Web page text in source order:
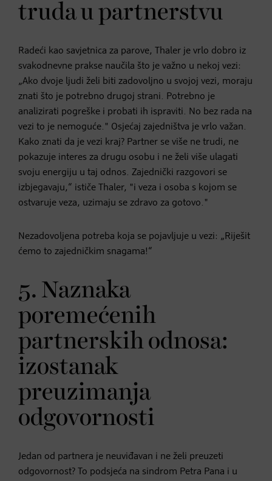
truda u partnerstvu
Radeći kao savjetnica za parove, Thaler je vrlo dobro iz
svakodnevne prakse naučila što je važno u nekoj vezi:
„Ako dvoje ljudi želi biti zadovoljno u svojoj vezi, moraju
znati što je potrebno drugoj strani. Potrebno je
analizirati pogreške i probati ih ispraviti. No bez rada na
vezi to je nemoguće." Osjećaj zajedništva je vrlo važan.
Kako znati da je vezi kraj? Partner se više ne trudi, ne
pokazuje interes za drugu osobu i ne želi više ulagati
svoju energiju u taj odnos. Zajednički razgovori se
izbjegavaju,“ ističe Thaler, "i veza i osoba s kojom se
ostvaruje veza, uzimaju se zdravo za gotovo."
Nezadovoljena potreba koja se pojavljuje u vezi: „Riješit
ćemo to zajedničkim snagama!“
5. Naznaka
poremećenih
partnerskih odnosa:
izostanak
preuzimanja
odgovornosti
Jedan od partnera je neuviđavan i ne želi preuzeti
odgovornost? To podsjeća na sindrom Petra Pana i u